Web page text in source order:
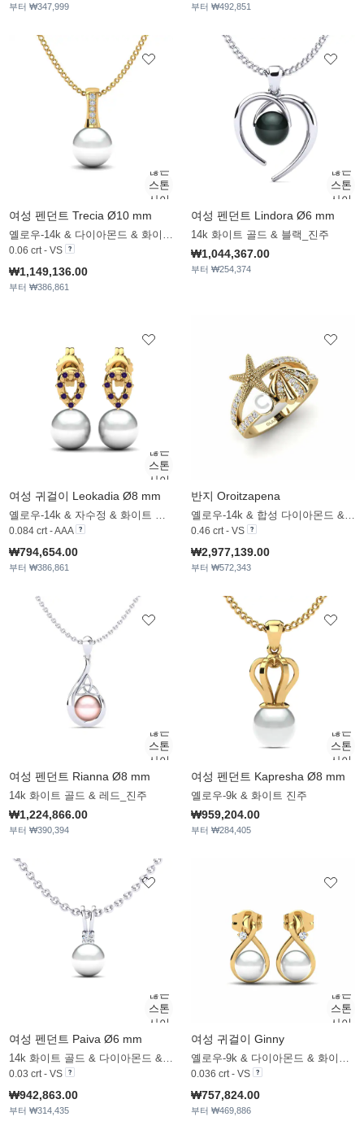
부터 ₩347,999 부터 ₩492,851
여성 펜던트 Trecia Ø10 mm
옐로우-14k & 다이아몬드 & 화이트 진주
0.06 crt - VS
₩1,149,136.00
부터 ₩386,861
여성 펜던트 Lindora Ø6 mm
14k 화이트 골드 & 블랙_진주
₩1,044,367.00
부터 ₩254,374
여성 귀걸이 Leokadia Ø8 mm
옐로우-14k & 자수정 & 화이트 진주
0.084 crt - AAA
₩794,654.00
부터 ₩386,861
반지 Oroitzapena
옐로우-14k & 합성 다이아몬드 & 화이트 진주
0.46 crt - VS
₩2,977,139.00
부터 ₩572,343
여성 펜던트 Rianna Ø8 mm
14k 화이트 골드 & 레드_진주
₩1,224,866.00
부터 ₩390,394
여성 펜던트 Kapresha Ø8 mm
옐로우-9k & 화이트 진주
₩959,204.00
부터 ₩284,405
여성 펜던트 Paiva Ø6 mm
14k 화이트 골드 & 다이아몬드 & 화이트 진주
0.03 crt - VS
₩942,863.00
부터 ₩314,435
여성 귀걸이 Ginny
옐로우-9k & 다이아몬드 & 화이트 진주
0.036 crt - VS
₩757,824.00
부터 ₩469,886